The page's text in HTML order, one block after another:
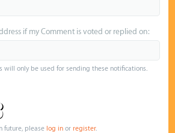
if my Comment is voted or replied on:
will only be used for sending these notifications.
future, pleaselog in orregister.